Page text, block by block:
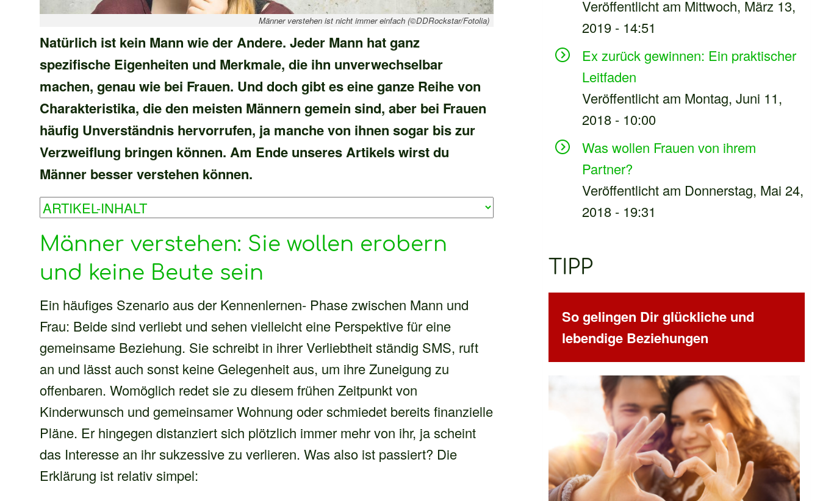
Männer verstehen ist nicht immer einfach (©DDRockstar/Fotolia)
Natürlich ist kein Mann wie der Andere. Jeder Mann hat ganz
spezifische Eigenheiten und Merkmale, die ihn unverwechselbar
machen, genau wie bei Frauen. Und doch gibt es eine ganze Reihe von
Charakteristika, die den meisten Männern gemein sind, aber bei Frauen
häufig Unverständnis hervorrufen, ja manche von ihnen sogar bis zur
Verzweiflung bringen können. Am Ende unseres Artikels wirst du
Männer besser verstehen können.
Männer verstehen: Sie wollen erobern
und keine Beute sein
Ein häufiges Szenario aus der Kennenlernen- Phase zwischen Mann und
Frau: Beide sind verliebt und sehen vielleicht eine Perspektive für eine
gemeinsame Beziehung. Sie schreibt in ihrer Verliebtheit ständig SMS, ruft
an und lässt auch sonst keine Gelegenheit aus, um ihre Zuneigung zu
offenbaren. Womöglich redet sie zu diesem frühen Zeitpunkt von
Kinderwunsch und gemeinsamer Wohnung oder schmiedet bereits finanzielle
Pläne. Er hingegen distanziert sich plötzlich immer mehr von ihr, ja scheint
das Interesse an ihr sukzessive zu verlieren. Was also ist passiert? Die
Erklärung ist relativ simpel:
Veröffentlicht am Mittwoch, März 13,
2019 - 14:51
Ex zurück gewinnen: Ein praktischer
Leitfaden
Veröffentlicht am Montag, Juni 11,
2018 - 10:00
Was wollen Frauen von ihrem
Partner?
Veröffentlicht am Donnerstag, Mai 24,
2018 - 19:31
TIPP
So gelingen Dir glückliche und
lebendige Beziehungen